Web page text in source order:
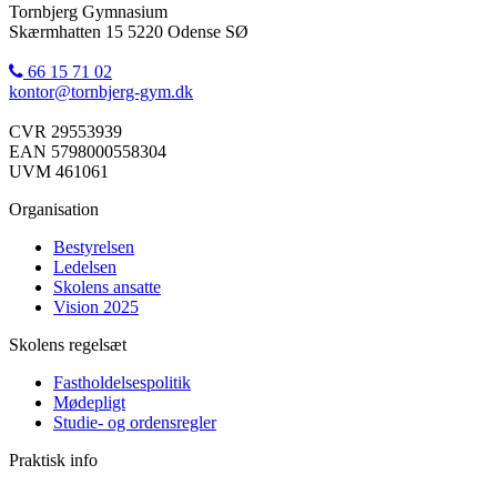
Tornbjerg Gymnasium
Skærmhatten 15 5220 Odense SØ
66 15 71 02
kontor@tornbjerg-gym.dk
CVR 29553939
EAN 5798000558304
UVM 461061
Organisation
Bestyrelsen
Ledelsen
Skolens ansatte
Vision 2025
Skolens regelsæt
Fastholdelsespolitik
Mødepligt
Studie- og ordensregler
Praktisk info